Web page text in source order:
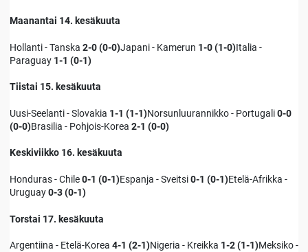
Maanantai 14. kesäkuuta
Hollanti - Tanska 2-0 (0-0)Japani - Kamerun 1-0 (1-0)Italia -
Paraguay 1-1 (0-1)
Tiistai 15. kesäkuuta
Uusi-Seelanti - Slovakia 1-1 (1-1)Norsunluurannikko - Portugali0-0
(0-0)Brasilia - Pohjois-Korea 2-1 (0-0)
Keskiviikko 16. kesäkuuta
Honduras - Chile0-1 (0-1)Espanja - Sveitsi0-1 (0-1)Etelä-Afrikka -
Uruguay0-3 (0-1)
Torstai 17. kesäkuuta
Argentiina - Etelä-Korea 4-1 (2-1)Nigeria - Kreikka 1-2 (1-1)Meksiko -